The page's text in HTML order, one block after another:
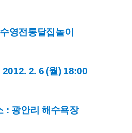
영전통달집놀이
2. 6 (월) 18:00
광안리 해수욕장